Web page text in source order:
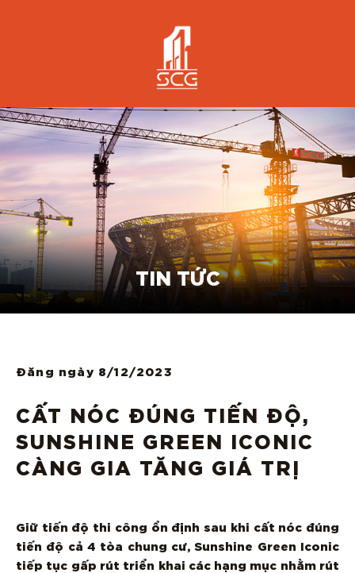
TIN TỨC
Đăng ngày 8/12/2023
CẤT NÓC ĐÚNG TIẾN ĐỘ,
SUNSHINE GREEN ICONIC
CÀNG GIA TĂNG GIÁ TRỊ
Giữ tiến độ thi công ổn định sau khi cất nóc đúng
tiến độ cả 4 tòa chung cư, Sunshine Green Iconic
tiếp tục gấp rút triển khai các hạng mục nhằm rút